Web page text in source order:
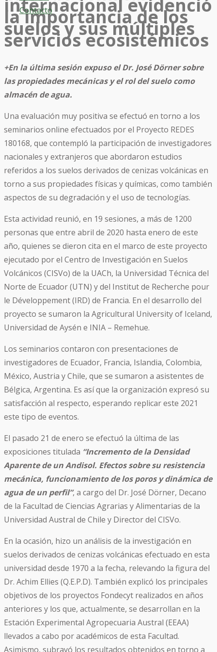
Contacto
internacional evidenció
la importancia de los
suelos y sus múltiples
servicios ecosistémicos
+En la última sesión expuso el Dr. José Dörner sobre
las propiedades mecánicas y el rol del suelo como
almacén de agua.
Una evaluación muy positiva se efectuó en torno a los
seminarios online efectuados por el Proyecto REDES
180168, que contempló la participación de investigadores
nacionales y extranjeros que abordaron estudios
referidos a los suelos derivados de cenizas volcánicas en
torno a sus propiedades físicas y químicas, como también
aspectos de su degradación y el uso de tecnologías.
Esta actividad reunió, en 19 sesiones, a más de 1200
personas que entre abril de 2020 hasta enero de este
año, quienes se dieron cita en el marco de este proyecto
ejecutado por el Centro de Investigación en Suelos
Volcánicos (CISVo) de la UACh, la Universidad Técnica del
Norte de Ecuador (UTN) y del Institut de Recherche pour
le Développement (IRD) de Francia. En el desarrollo del
proyecto se sumaron la Agricultural University of Iceland,
Universidad de Aysén e INIA – Remehue.
Los seminarios contaron con presentaciones de
investigadores de Ecuador, Francia, Islandia, Colombia,
México, Austria y Chile, que se sumaron a asistentes de
Bélgica, Argentina. Es así que la organización expresó su
satisfacción al respecto, esperando replicar este 2021
este tipo de eventos.
El pasado 21 de enero se efectuó la última de las
exposiciones titulada “Incremento de la Densidad
Aparente de un Andisol. Efectos sobre su resistencia
mecánica, funcionamiento de los poros y dinámica de
agua de un perfil”, a cargo del Dr. José Dörner, Decano
de la Facultad de Ciencias Agrarias y Alimentarias de la
Universidad Austral de Chile y Director del CISVo.
En la ocasión, hizo un análisis de la investigación en
suelos derivados de cenizas volcánicas efectuado en esta
universidad desde 1970 a la fecha, relevando la figura del
Dr. Achim Ellies (Q.E.P.D). También explicó los principales
objetivos de los proyectos Fondecyt realizados en años
anteriores y los que, actualmente, se desarrollan en la
Estación Experimental Agropecuaria Austral (EEAA)
llevados a cabo por académicos de esta Facultad.
Asimismo, subrayó los resultados obtenidos en torno a